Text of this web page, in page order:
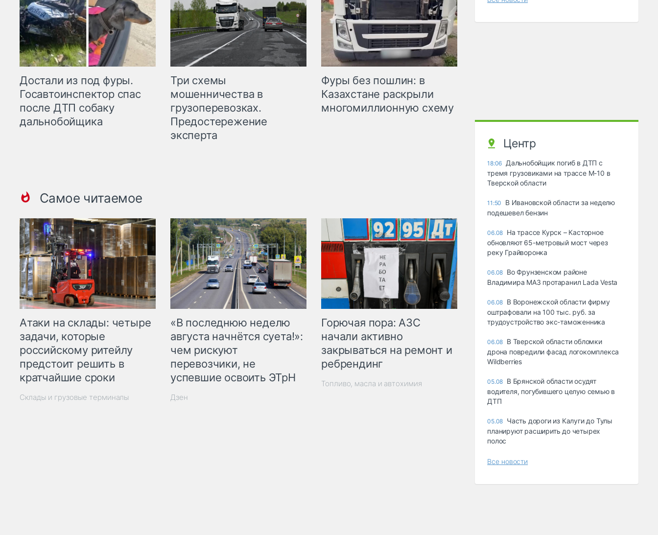
Достали из под фуры.
Госавтоинспектор спас
после ДТП собаку
дальнобойщика
Три схемы
мошенничества в
грузоперевозках.
Предостережение
эксперта
Фуры без пошлин: в
Казахстане раскрыли
многомиллионную схему
Самое читаемое
Атаки на склады: четыре
задачи, которые
российскому ритейлу
предстоит решить в
кратчайшие сроки
Склады и грузовые терминалы
«В последнюю неделю
августа начнётся суета!»:
чем рискуют
перевозчики, не
успевшие освоить ЭТрН
Дзен
Горючая пора: АЗС
начали активно
закрываться на ремонт и
ребрендинг
Топливо, масла и автохимия
Центр
18:06 Дальнобойщик погиб в ДТП с
тремя грузовиками на трассе М-10 в
Тверской области
11:50
В Ивановской области за неделю
подешевел бензин
06.08 На трассе Курск – Касторное
обновляют 65-метровый мост через
реку Грайворонка
06.08 Во Фрунзенском районе
Владимира МАЗ протаранил Lada Vesta
06.08 В Воронежской области фирму
оштрафовали на 100 тыс. руб. за
трудоустройство экс-таможенника
06.08 В Тверской области обломки
дрона повредили фасад логокомплекса
Wildberries
05.08 В Брянской области осудят
водителя, погубившего целую семью в
ДТП
05.08 Часть дороги из Калуги до Тулы
планируют расширить до четырех
полос
Все новости